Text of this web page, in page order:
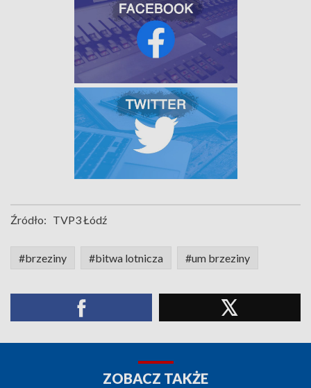
Źródło: TVP3 Łódź
#brzeziny #bitwa lotnicza #um brzeziny
ZOBACZ TAKŻE